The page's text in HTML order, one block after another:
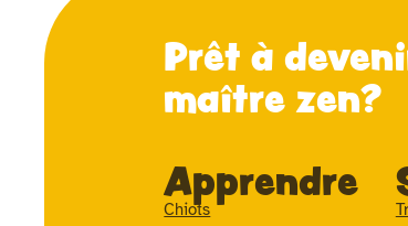
Prêt à
maître zen?
Apprendre
Chiots